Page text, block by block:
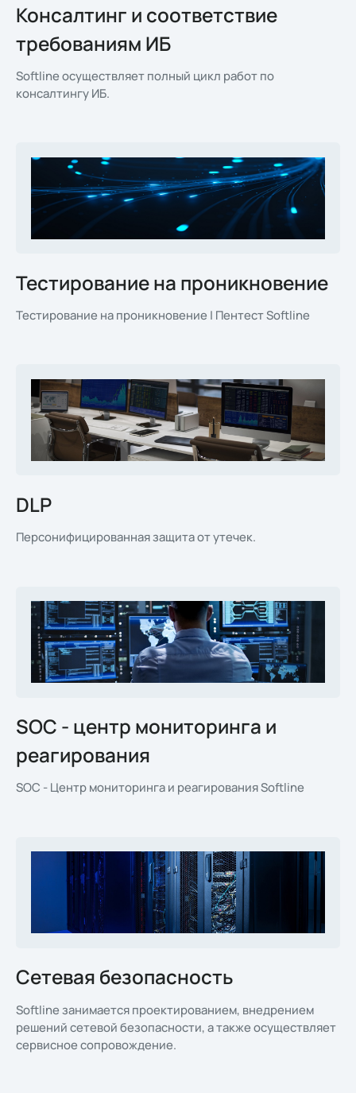
Консалтинг и соответствие
требованиям ИБ
Softline осуществляет полный цикл работ по
консалтингу ИБ.
Тестирование на проникновение
Тестирование на проникновение | Пентест Softline
DLP
Персонифицированная защита от утечек.
SOC - центр мониторинга и
реагирования
SOC - Центр мониторинга и реагирования Softline
Сетевая безопасность
Softline занимается проектированием, внедрением
решений сетевой безопасности, а также осуществляет
сервисное сопровождение.